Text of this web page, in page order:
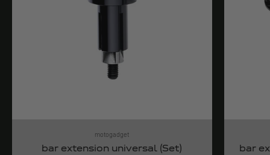
motogadget
bar extension universal (Set)
bar